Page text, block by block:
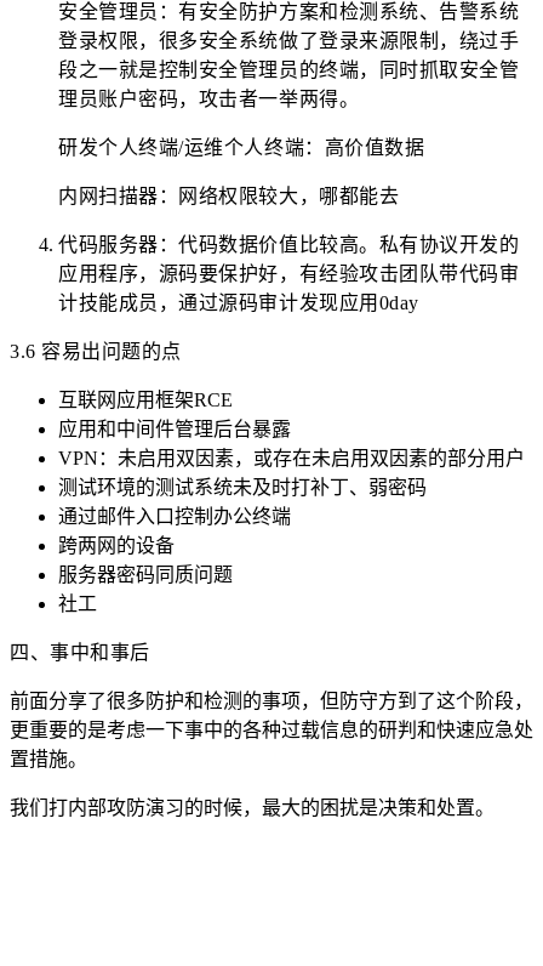
安全管理员：有安全防护方案和检测系统、告警系统
登录权限，很多安全系统做了登录来源限制，绕过手
段之一就是控制安全管理员的终端，同时抓取安全管
理员账户密码，攻击者一举两得。
研发个人终端/运维个人终端：高价值数据
内网扫描器：网络权限较大，哪都能去
代码服务器：代码数据价值比较高。私有协议开发的
应用程序，源码要保护好，有经验攻击团队带代码审
计技能成员，通过源码审计发现应用0day
3.6 容易出问题的点
互联网应用框架RCE
应用和中间件管理后台暴露
VPN： 未启用双因素，或存在未启用双因素的部分用户
测试环境的测试系统未及时打补丁、弱密码
通过邮件入口控制办公终端
跨两网的设备
服务器密码同质问题
社工
四、事中和事后
前面分享了很多防护和检测的事项，但防守方到了这个阶段，
更重要的是考虑一下事中的各种过载信息的研判和快速应急处
置措施。
我们打内部攻防演习的时候，最大的困扰是决策和处置。